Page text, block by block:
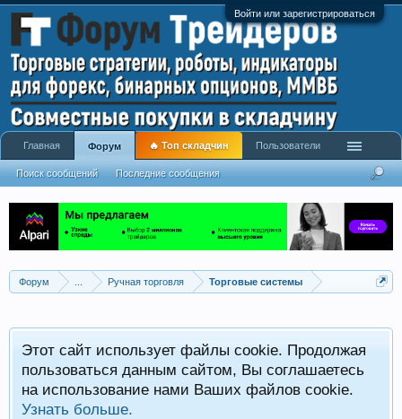
Войти или зарегистрироваться
Форум Ручная торговля Торговые системы
Этот сайт использует файлы cookie. Продолжая
пользоваться данным сайтом, Вы соглашаетесь
на использование нами Ваших файлов cookie.
Узнать больше.
Главная Форум
Поиск сообщений Последние сообщения
🔥 Топ складчин Пользователи